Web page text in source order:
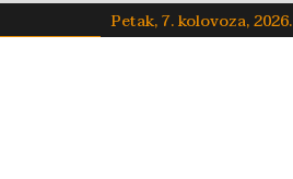
Petak, 7. kolovoza, 2026.